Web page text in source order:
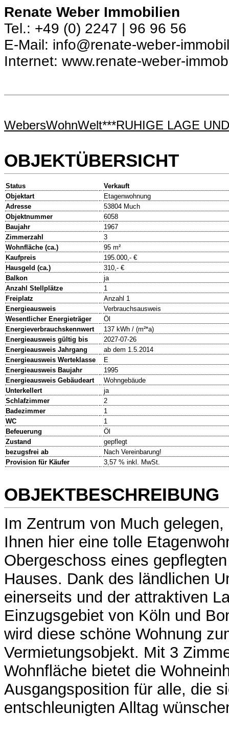
Renate Weber Immobilien
Tel.: +49 (0) 2247 | 96 96 56
E-Mail: info@renate-weber-
Internet: www.renate-weber-
WebersWohnWelt***RUHIGE LAGE
OBJEKTÜBERSICHT
Status
Verkauft
Objektart
Etagenwohnung
Adresse
53804 Much
Objektnummer
6058
Baujahr
1967
Zimmerzahl
3
Wohnfläche (ca.)
95 m²
Kaufpreis
195.000,- €
Hausgeld (ca.)
310,- €
Balkon
ja
Anzahl Stellplätze
1
Freiplatz
Anzahl 1
Energieausweis
Verbrauchsausweis
Wesentlicher Energieträger
Öl
Energieverbrauchskennwert
137 kWh / (m²*a)
Energieausweis gültig bis
2027-07-26
Energieausweis Jahrgang
ab dem 1.5.2014
Energieausweis Werteklasse
E
Energieausweis Baujahr
1995
Energieausweis Gebäudeart
Wohngebäude
Unterkellert
ja
Schlafzimmer
2
Badezimmer
1
WC
1
Befeuerung
Öl
Zustand
gepflegt
bezugsfrei ab
Nach Vereinbarung!
Provision für Käufer
3,57 % inkl. MwSt.
OBJEKTBESCHREIBUNG
Im Zentrum von Much
Ihnen hier eine tolle
Obergeschoss eines
Hauses. Dank des ländlichen
einerseits und der attraktiven
Einzugsgebiet von Köln und
wird diese schöne Wohnung
Vermietungsobjekt. Mit 3
Wohnfläche bietet die
Ausgangsposition für alle, die
entschleunigten Alltag